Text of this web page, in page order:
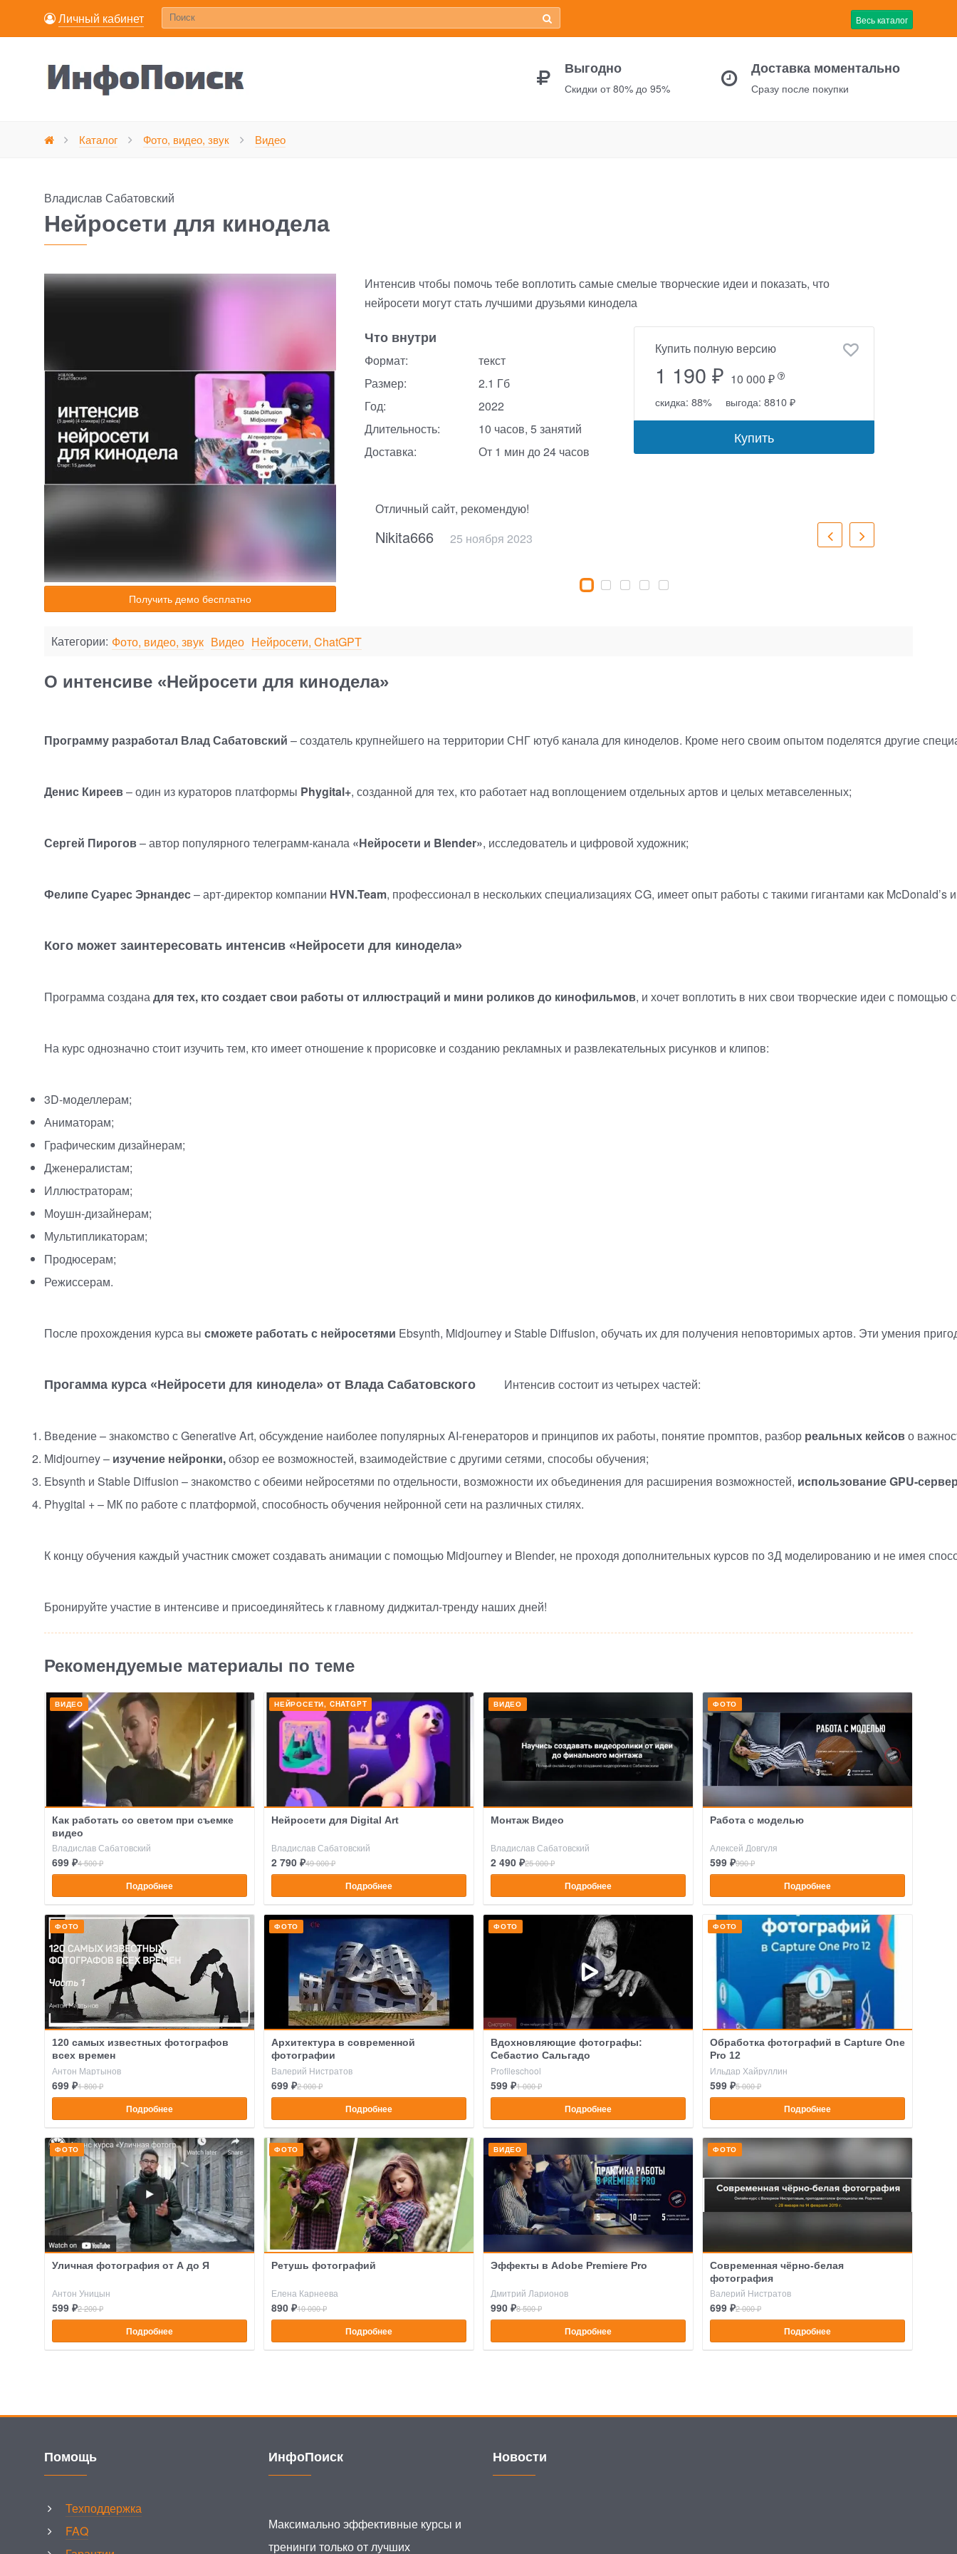
Личный кабинет Весь каталог
Выгодно
Скидки от 80% до 95%
Доставка моментально
Сразу после покупки
Каталог Фото, видео, звук Видео
Владислав Сабатовский
Нейросети для кинодела
Получить демо бесплатно
Интенсив чтобы помочь тебе воплотить самые смелые творческие идеи и показать, что
нейросети могут стать лучшими друзьями кинодела
Купить полную версию
1 190 ₽ 10 000 ₽
скидка: 88% выгода: 8810 ₽
Купить
Что внутри
Формат:
текст
Размер:
2.1 Гб
Год:
2022
Длительность:
10 часов, 5 занятий
Доставка:
От 1 мин до 24 часов
Отличный сайт, рекомендую!
Nikita666
25 ноября 2023
18 апреля 2025
21 марта 2025
11 апреля 2025
Категории: Фото, видео, звук Видео Нейросети, ChatGPT
О интенсиве «Нейросети для кинодела»
Программу разработал Влад Сабатовский – создатель крупнейшего на территории СНГ ютуб канала для киноделов. Кроме него своим опытом поделятся другие
Денис Киреев– один из кураторов платформы Phygital+, созданной для тех, кто работает над воплощением отдельных артов и целых метавселенных;
Сергей Пирогов– автор популярноготелеграмм-канала «Нейросети и Blender», исследователь и цифровой художник;
Фелипе Суарес Эрнандес–арт-директор компании HVN.Team, профессионал в нескольких специализациях CG, имеет опыт работы с такими гигантами как McDonald’s
Кого может заинтересовать интенсив «Нейросети для кинодела»
Программа созданадля тех, кто создает свои работы от иллюстраций и мини роликов до кинофильмов, и хочет воплотить в них свои творческие идеи с
На курс однозначно стоит изучить тем, кто имеет отношение к прорисовке и созданию рекламных и развлекательных рисунков и клипов:
3D-моделлерам;
Аниматорам;
Графическим дизайнерам;
Дженералистам;
Иллюстраторам;
Моушн-дизайнерам;
Мультипликаторам;
Продюсерам;
Режиссерам.
После прохождения курса вы сможете работать с нейросетями Ebsynth, Midjourney и Stable Diffusion, обучать их для получения неповторимых артов. Эти умения
Прогамма курса «Нейросети для кинодела» от Влада Сабатовского Интенсив состоит из четырех частей:
Введение – знакомство с Generative Art, обсуждение наиболее популярныхAI-генераторов и принципов их работы, понятие промптов, разбор реальных кейсово
Midjourney – изучение нейронки,обзор ее возможностей, взаимодействие с другими сетями, способы обучения;
Ebsynth и Stable Diffusion – знакомство с обеими нейросетями по отдельности, возможности их объединения для расширения возможностей, использованиеGPU-
Phygital + – МК по работе с платформой, способность обучения нейронной сети на различных стилях.
К концу обучения каждый участник сможет создавать анимации с помощью Midjourney и Blender, не проходя дополнительных курсов по 3Д моделированию и не имея
Бронируйте участие в интенсиве и присоединяйтесь к главномудиджитал-тренду наших дней!
Рекомендуемые материалы по теме
ВИДЕО
Как работать со светом при съемке
видео
Владислав Сабатовский
699 ₽4 500 ₽
Подробнее
НЕЙРОСЕТИ, CHATGPT
Нейросети для Digital Art
Владислав Сабатовский
2 790 ₽49 000 ₽
Подробнее
ВИДЕО
Монтаж Видео
Владислав Сабатовский
2 490 ₽25 000 ₽
Подробнее
ФОТО
Работа с моделью
Алексей Довгуля
599 ₽990 ₽
Подробнее
ФОТО
120 самых известных фотографов
всех времен
Антон Мартынов
699 ₽1 800 ₽
Подробнее
ФОТО
Архитектура в современной
фотографии
Валерий Нистратов
699 ₽2 000 ₽
Подробнее
ФОТО
Вдохновляющие фотографы:
Себастио Сальгадо
Profileschool
599 ₽1 000 ₽
Подробнее
ФОТО
Обработка фотографий в Capture One
Pro 12
Ильдар Хайруллин
599 ₽5 000 ₽
Подробнее
ФОТО
Уличная фотография от А до Я
Антон Уницын
599 ₽2 200 ₽
Подробнее
ФОТО
Ретушь фотографий
Елена Карнеева
890 ₽10 000 ₽
Подробнее
ВИДЕО
Эффекты в Adobe Premiere Pro
Дмитрий Ларионов
990 ₽8 500 ₽
Подробнее
ФОТО
Современная чёрно-белая
фотография
Валерий Нистратов
699 ₽2 000 ₽
Подробнее
Помощь
Техподдержка
FAQ
ИнфоПоиск
Максимально эффективные курсы и
тренинги только от лучших
Новости